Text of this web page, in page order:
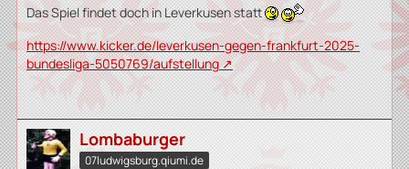
Das Spiel findet doch in Leverkusen statt
https://www.kicker.de/leverkusen-gegen-frankfurt-2025-
bundesliga-5050769/aufstellung
Lombaburger
07ludwigsburg.qiumi.de